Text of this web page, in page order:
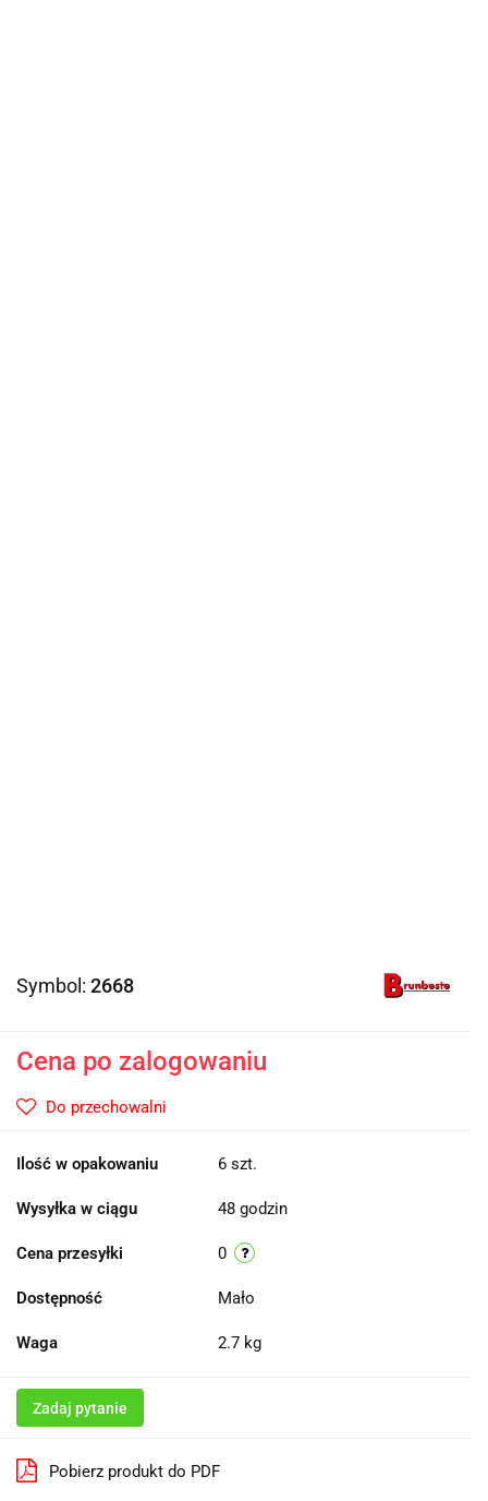
Symbol: 2668
Cena po zalogowaniu
Do przechowalni
Ilość w opakowaniu 6 szt.
Wysyłka w ciągu 48 godzin
Cena przesyłki 0
Dostępność Mało
Waga 2.7 kg
Zadaj pytanie
Pobierz produkt do PDF